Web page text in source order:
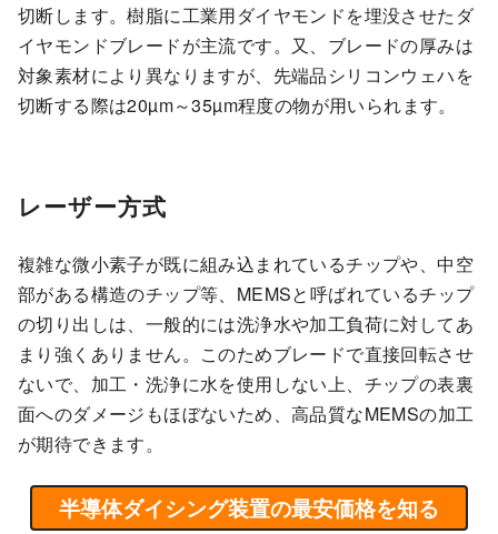
切断します。樹脂に工業用ダイヤモンドを埋没させたダ
イヤモンドブレードが主流です。又、ブレードの厚みは
対象素材により異なりますが、先端品シリコンウェハを
切断する際は20µm～35µm程度の物が用いられます。
レーザー方式
複雑な微小素子が既に組み込まれているチップや、中空
部がある構造のチップ等、MEMSと呼ばれているチップ
の切り出しは、一般的には洗浄水や加工負荷に対してあ
まり強くありません。このためブレードで直接回転させ
ないで、加工・洗浄に水を使用しない上、チップの表裏
面へのダメージもほぼないため、高品質なMEMSの加工
が期待できます。
半導体ダイシング装置の最安価格を知る